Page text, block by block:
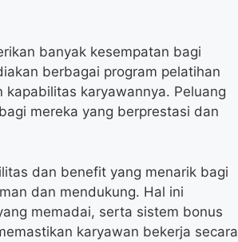
banyak kesempatan bagi
berbagai program pelatihan
karyawannya. Peluang
mereka yang berprestasi dan
dan benefit yang menarik bagi
dan mendukung. Hal ini
memadai, serta sistem bonus
karyawan bekerja secara